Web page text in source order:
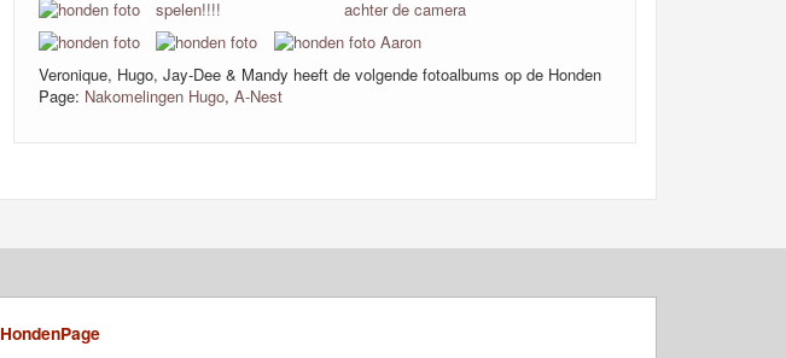
Veronique, Hugo, Jay-Dee & Mandy heeft de volgende fotoalbums op de Honden
Page: Nakomelingen Hugo, A-Nest
HondenPage